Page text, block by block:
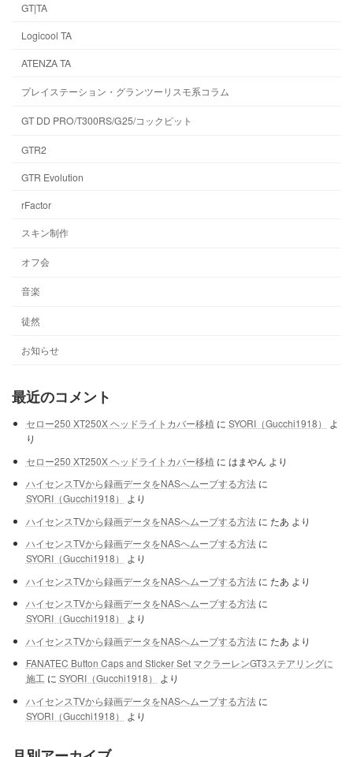
GT|TA
Logicool TA
ATENZA TA
プレイステーション・グランツーリスモ系コラム
GT DD PRO/T300RS/G25/コックピット
GTR2
GTR Evolution
rFactor
スキン制作
オフ会
音楽
徒然
お知らせ
最近のコメント
セロー250 XT250X ヘッドライトカバー移植 に SYORI（Gucchi1918）
よ
り
セロー250 XT250X ヘッドライトカバー移植 に はまやん より
ハイセンスTVから録画データをNASへムーブする方法に
SYORI（Gucchi1918）
より
ハイセンスTVから録画データをNASへムーブする方法に たあ より
ハイセンスTVから録画データをNASへムーブする方法に
SYORI（Gucchi1918）
より
ハイセンスTVから録画データをNASへムーブする方法に たあ より
ハイセンスTVから録画データをNASへムーブする方法に
SYORI（Gucchi1918）
より
ハイセンスTVから録画データをNASへムーブする方法に たあ より
FANATEC Button Caps and Sticker Set マクラーレンGT3ステアリングに
施工 に SYORI（Gucchi1918）
より
ハイセンスTVから録画データをNASへムーブする方法に
SYORI（Gucchi1918）
より